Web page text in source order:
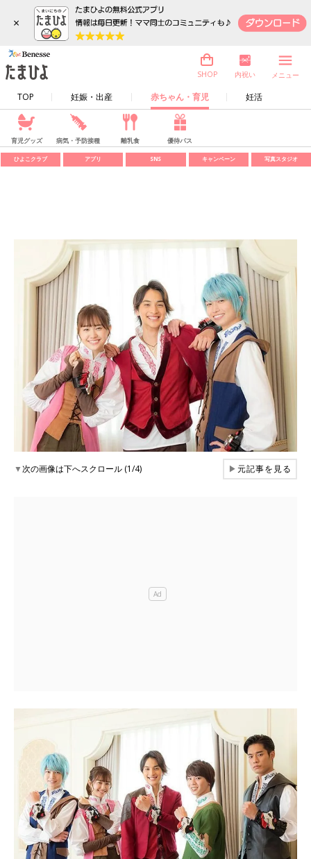
×
TOP 妊娠・出産 赤ちゃん・育児 妊活
SHOP 内祝い メニュー
育児グッズ 病気・予防接種 離乳食 優待パス
ひよこクラブ アプリ SNS キャンペーン 写真スタジオ
▼次の画像は下へスクロール (1/4) ▶元記事を見る